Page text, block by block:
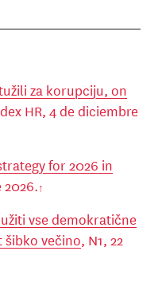
za korupciju, on
HR, 4 de diciembre
for 2026 in
2026.
vse demokratične
večino, N1, 22